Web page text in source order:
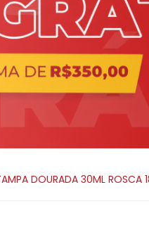
DOURADA 30ML ROSCA